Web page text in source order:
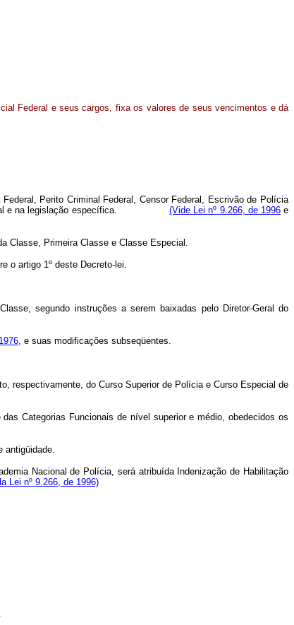
Federal e seus cargos, fixa os valores de seus vencimentos e dá
Perito Criminal Federal, Censor Federal, Escrivão de Polícia
Federal e na legislação específica.(Vide Lei nº 9.266, de 1996e
Classe, Primeira Classe e Classe Especial.
o artigo 1º deste Decreto-lei.
segundo instruções a serem baixadas pelo Diretor-Geral do
, e suas modificações subseqüentes.
respectivamente, do Curso Superior de Polícia e Curso Especial de
Categorias Funcionais de nível superior e médio, obedecidos os
Nacional de Polícia, será atribuída Indenização de Habilitação
Lei nº 9.266, de 1996)